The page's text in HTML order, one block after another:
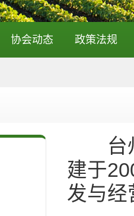
协会动态 政策法规
台州
建于
发与经